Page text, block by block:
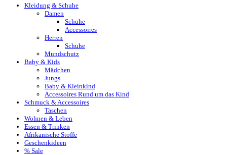
Kleidung & Schuhe
Damen
Schuhe
Accessoires
Herren
Schuhe
Mundschutz
Baby & Kids
Mädchen
Jungs
Baby & Kleinkind
Accessoires Rund um das Kind
Schmuck & Accessoires
Taschen
Wohnen & Leben
Essen & Trinken
Afrikanische Stoffe
Geschenkideen
% Sale